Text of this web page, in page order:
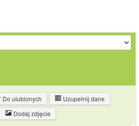
Do ulubionych
Uzupełnij dane
Dodaj zdjęcie